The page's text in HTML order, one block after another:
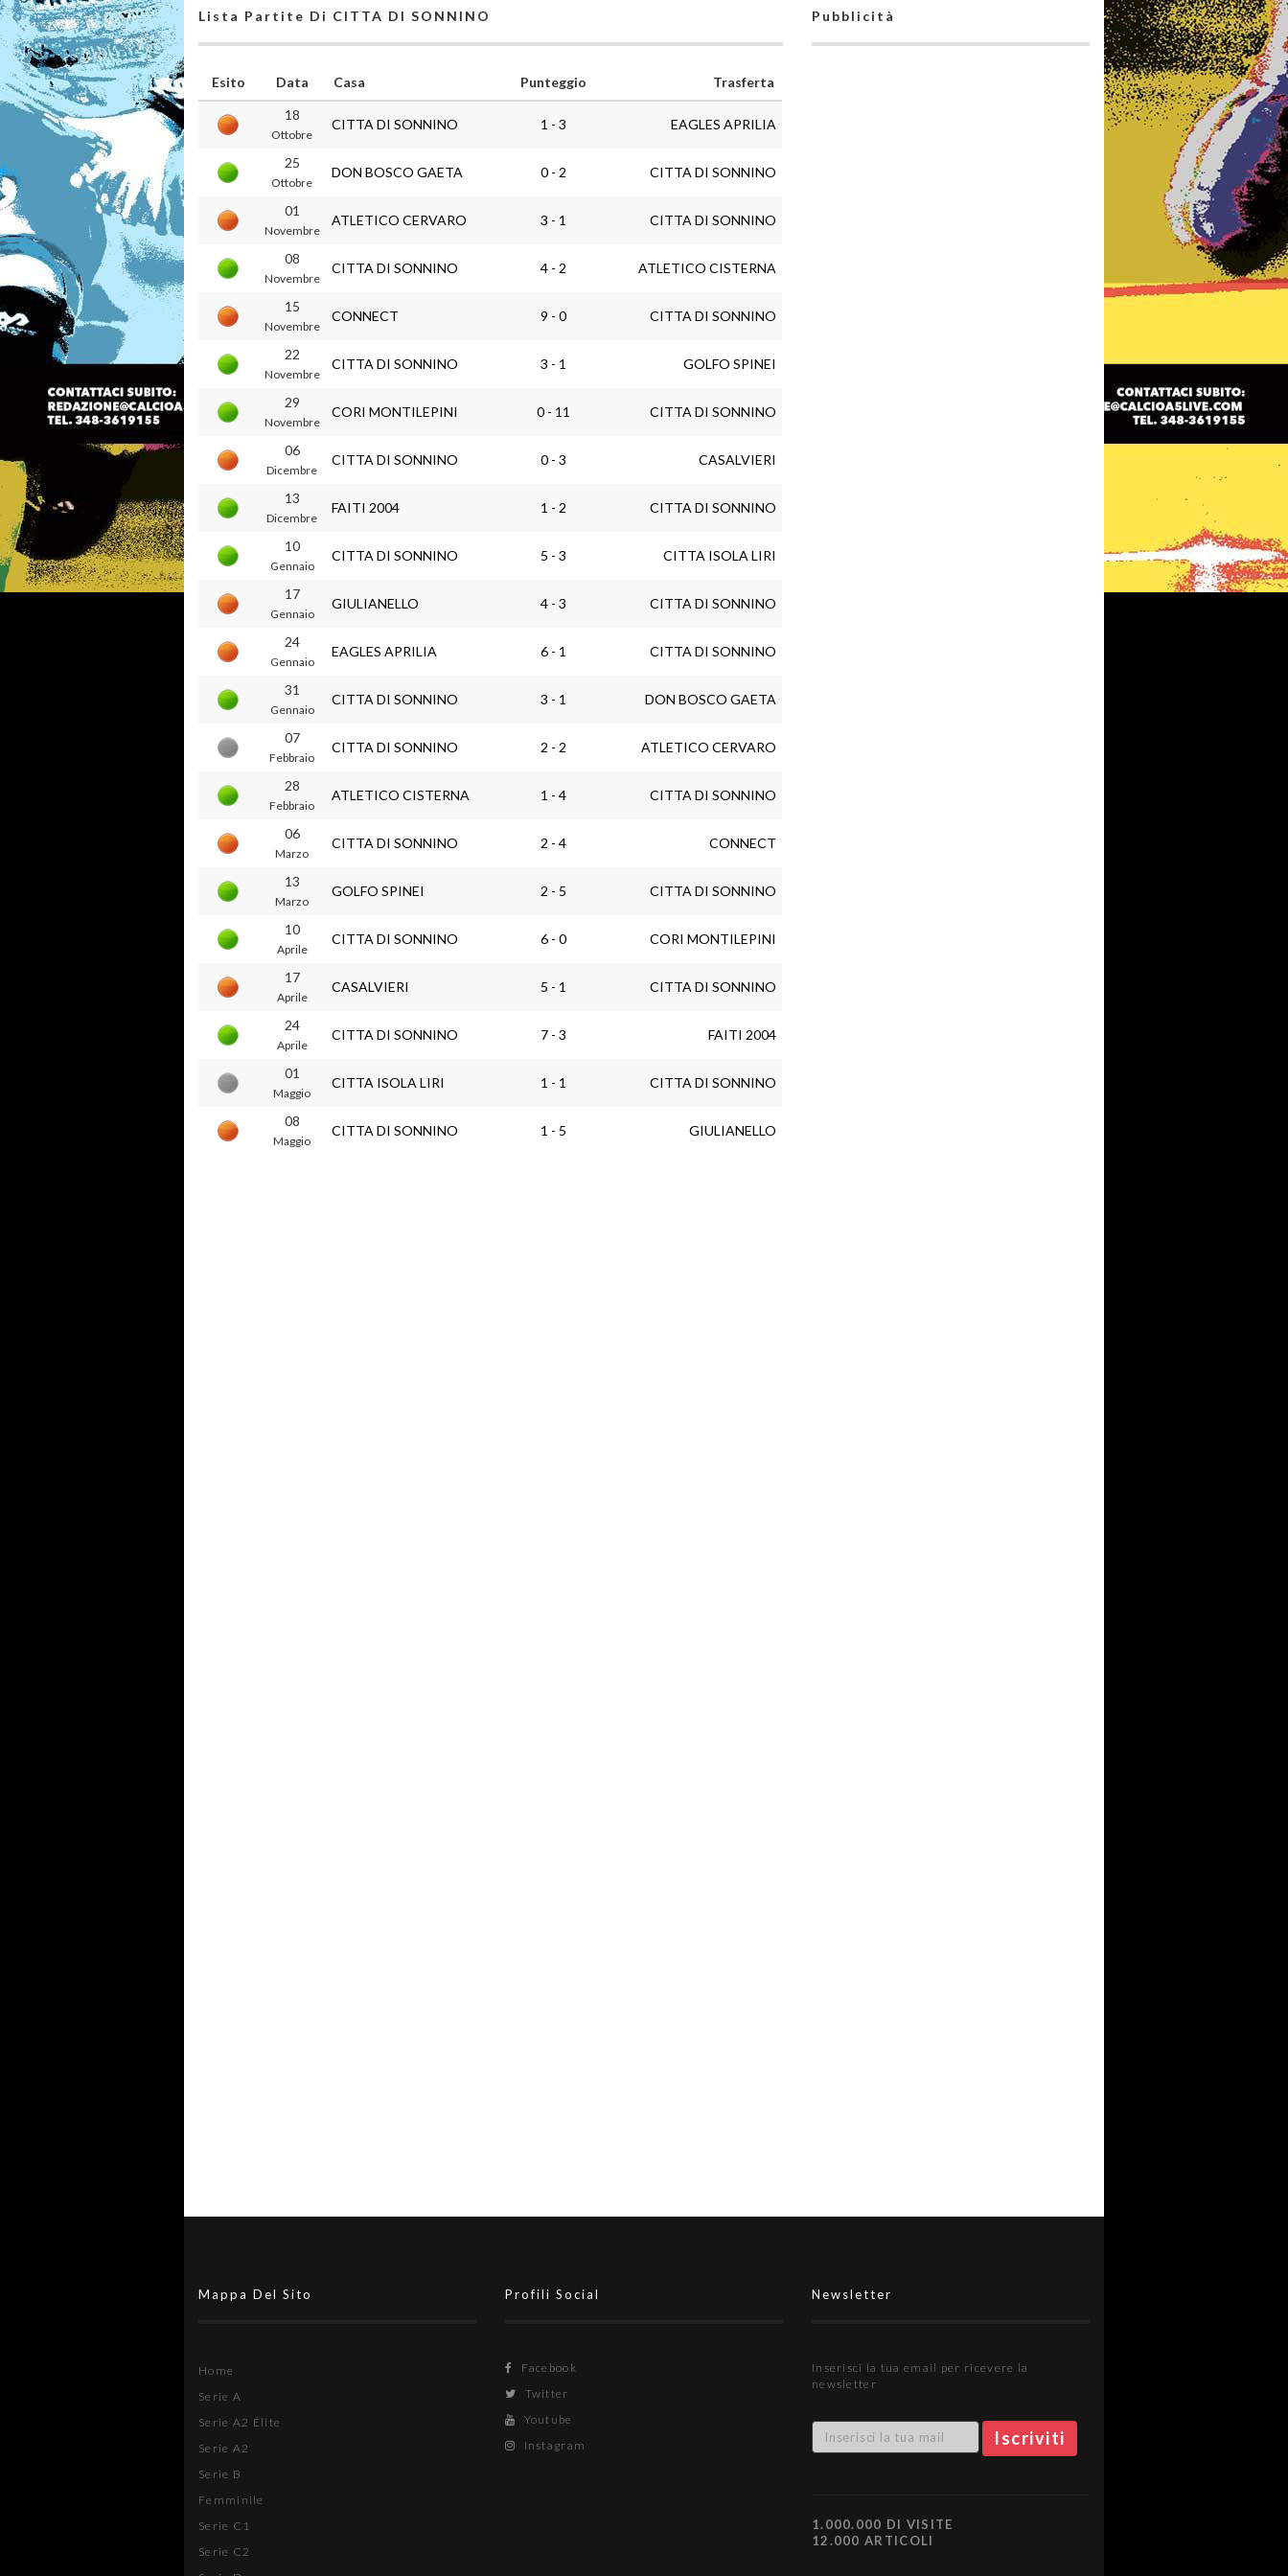
Lista Partite Di CITTA DI SONNINO
Esito Data Casa Punteggio
Trasferta
18
Ottobre
CITTA DI SONNINO 1 - 3 EAGLES APRILIA
25
Ottobre
DON BOSCO GAETA 0 - 2 CITTA DI SONNINO
01
Novembre
ATLETICO CERVARO 3 - 1 CITTA DI SONNINO
08
Novembre
CITTA DI SONNINO 4 - 2 ATLETICO CISTERNA
15
Novembre
CONNECT 9 - 0 CITTA DI SONNINO
22
Novembre
CITTA DI SONNINO 3 - 1 GOLFO SPINEI
29
Novembre
CORI MONTILEPINI 0 - 11 CITTA DI SONNINO
06
Dicembre
CITTA DI SONNINO 0 - 3 CASALVIERI
13
Dicembre
FAITI 2004 1 - 2 CITTA DI SONNINO
10
Gennaio
CITTA DI SONNINO 5 - 3 CITTA ISOLA LIRI
17
Gennaio
GIULIANELLO 4 - 3 CITTA DI SONNINO
24
Gennaio
EAGLES APRILIA 6 - 1 CITTA DI SONNINO
31
Gennaio
CITTA DI SONNINO 3 - 1 DON BOSCO GAETA
07
Febbraio
CITTA DI SONNINO 2 - 2 ATLETICO CERVARO
28
Febbraio
ATLETICO CISTERNA 1 - 4 CITTA DI SONNINO
06
Marzo
CITTA DI SONNINO 2 - 4 CONNECT
13
Marzo
GOLFO SPINEI 2 - 5 CITTA DI SONNINO
10
Aprile
CITTA DI SONNINO 6 - 0 CORI MONTILEPINI
17
Aprile
CASALVIERI 5 - 1 CITTA DI SONNINO
24
Aprile
CITTA DI SONNINO 7 - 3 FAITI 2004
01
Maggio
CITTA ISOLA LIRI 1 - 1 CITTA DI SONNINO
08
Maggio
CITTA DI SONNINO 1 - 5 GIULIANELLO
Pubblicità
Mappa Del Sito
Home
Serie A
Serie A2 Élite
Serie A2
Serie B
Femminile
Serie C1
Serie C2
Profili Social
Facebook
Twitter
Youtube
Instagram
Newsletter
Inserisci la tua email per ricevere la
newsletter
1.000.000 DI VISITE
12.000 ARTICOLI